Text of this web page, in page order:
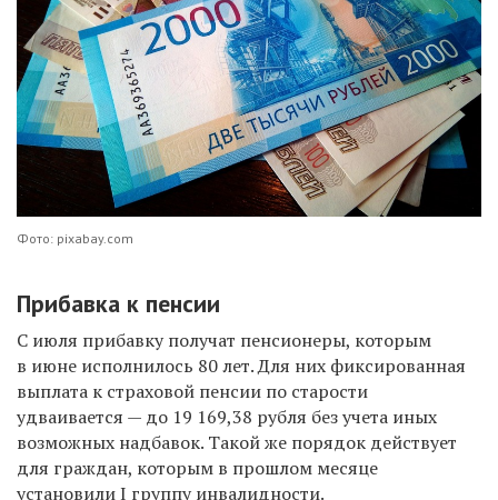
Фото: pixabay.com
Прибавка к пенсии
С июля прибавку получат пенсионеры, которым
в июне исполнилось 80 лет. Для них фиксированная
выплата к страховой пенсии по старости
удваивается — до 19 169,38 рубля без учета иных
возможных надбавок. Такой же порядок действует
для граждан, которым в прошлом месяце
установили I группу инвалидности.